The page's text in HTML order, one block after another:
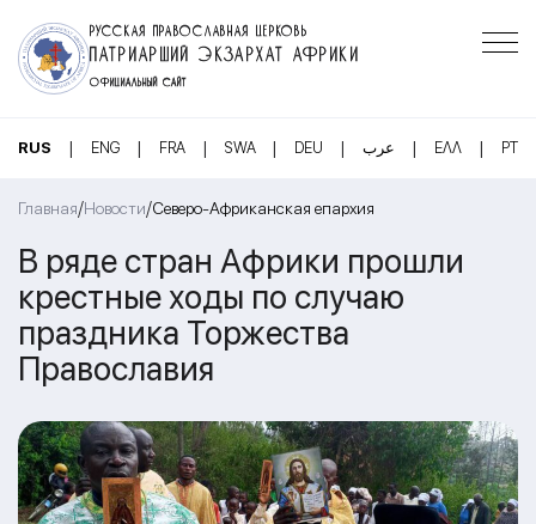
РУССКАЯ ПРАВОСЛАВНАЯ ЦЕРКОВЬ
ПАТРИАРШИЙ ЭКЗАРХАТ АФРИКИ
ОФИЦИАЛЬНЫЙ САЙТ
RUS | ENG | FRA | SWA | DEU | عرب | ΕΛΛ | PT
Главная/Новости/Северо-Африканская епархия
В ряде стран Африки прошли
крестные ходы по случаю
праздника Торжества
Православия